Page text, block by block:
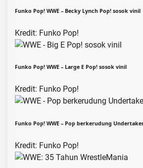
Funko Pop! WWE – Becky Lynch Pop! sosok vinil
Kredit: Funko Pop!
Funko Pop! WWE – Large E Pop! sosok vinil
Kredit: Funko Pop!
Funko Pop! WWE – Pop berkerudung
Kredit: Funko Pop!